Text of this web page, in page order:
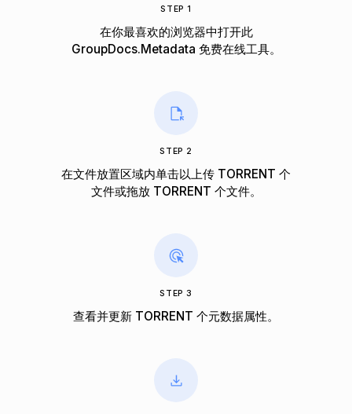
STEP 1
在你最喜欢的浏览器中打开此
GroupDocs.Metadata 免费在线工具。
STEP 2
在文件放置区域内单击以上传 TORRENT 个
文件或拖放 TORRENT 个文件。
STEP 3
查看并更新 TORRENT 个元数据属性。